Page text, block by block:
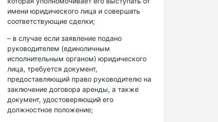
имени юридического лица и совершать
соответствующие сделки;
– в случае если заявление подано
руководителем (единоличным
исполнительным органом) юридического
лица, требуется документ,
предоставляющий право руководителю на
заключение договора аренды, а также
документ, удостоверяющий его
должностное положение;